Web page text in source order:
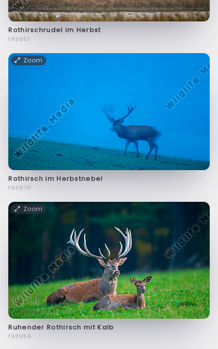
Rothirschrudel im Herbst
f93951
Zoom
Rothirsch im Herbstnebel
f93970
Zoom
Ruhender Rothirsch mit Kalb
f93959